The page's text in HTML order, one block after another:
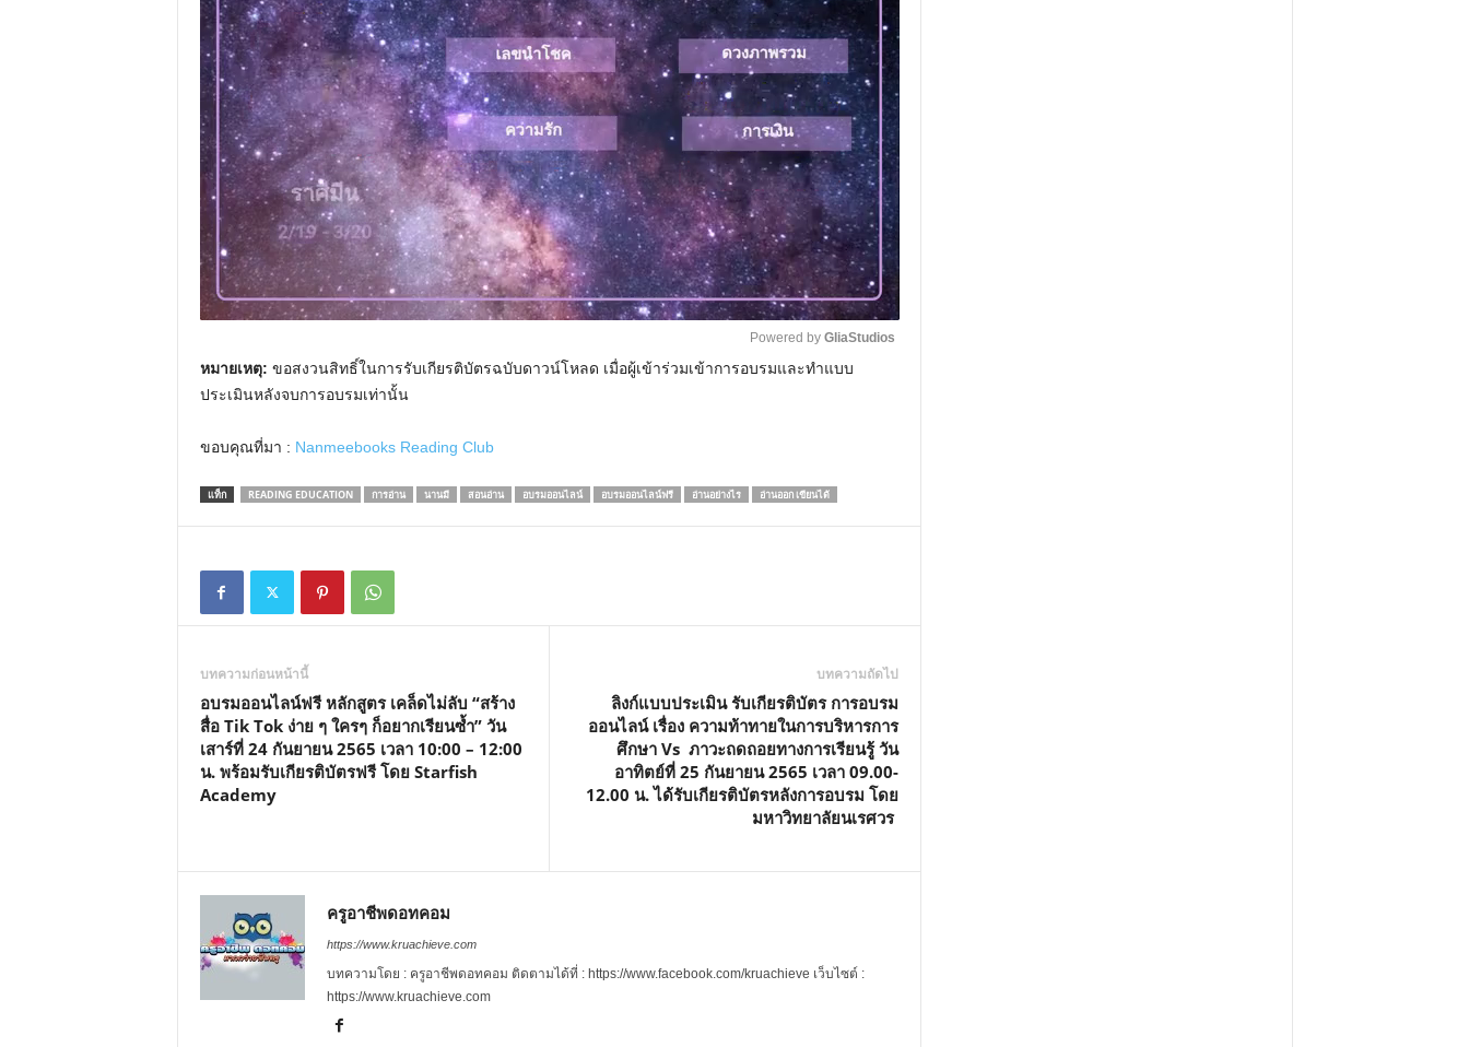
e
Powered by GliaStudios
หมายเหตุ: ขอสงวนสิทธิ์ในการรับเกียรติบัตรฉบับดาวน์โหลด เมื่อผู้เข้าร่วมเข้าการอบรมและทำแบบ
ประเมินหลังจบการอบรมเท่านั้น
ขอบคุณที่มา : Nanmeebooks Reading Club
แท็ก READING EDUCATION การอ่าน นานมี สอนอ่าน อบรมออนไลน์ อบรมออนไลน์ฟรี อ่านอย่างไร อ่านออก เขียนได้
บทความก่อนหน้านี้
อบรมออนไลน์ฟรี หลักสูตร เคล็ดไม่ลับ “สร้าง
สื่อ Tik Tok ง่าย ๆ ใครๆ ก็อยากเรียนซ้ำ” วัน
เสาร์ที่ 24 กันยายน 2565 เวลา 10:00 – 12:00
น. พร้อมรับเกียรติบัตรฟรี โดย Starfish
Academy
บทความถัดไป
ลิงก์แบบประเมิน รับเกียรติบัตร การอบรม
ออนไลน์ เรื่อง ความท้าทายในการบริหารการ
ศึกษา Vs ภาวะถดถอยทางการเรียนรู้ วัน
อาทิตย์ที่ 25 กันยายน 2565 เวลา 09.00-
12.00 น. ได้รับเกียรติบัตรหลังการอบรม โดย
มหาวิทยาลัยนเรศวร
ครูอาชีพดอทคอม
https://www.kruachieve.com
บทความโดย : ครูอาชีพดอทคอม ติดตามได้ที่ : https://www.facebook.com/kruachieve เว็บไซต์ :
https://www.kruachieve.com